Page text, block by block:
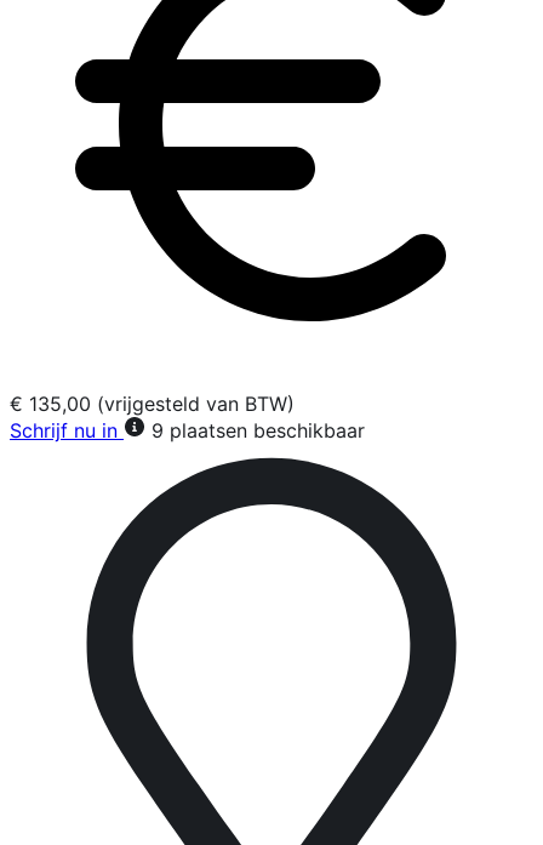
€ 135,00 (vrijgesteld van BTW)
Schrijf nu in
9 plaatsen beschikbaar